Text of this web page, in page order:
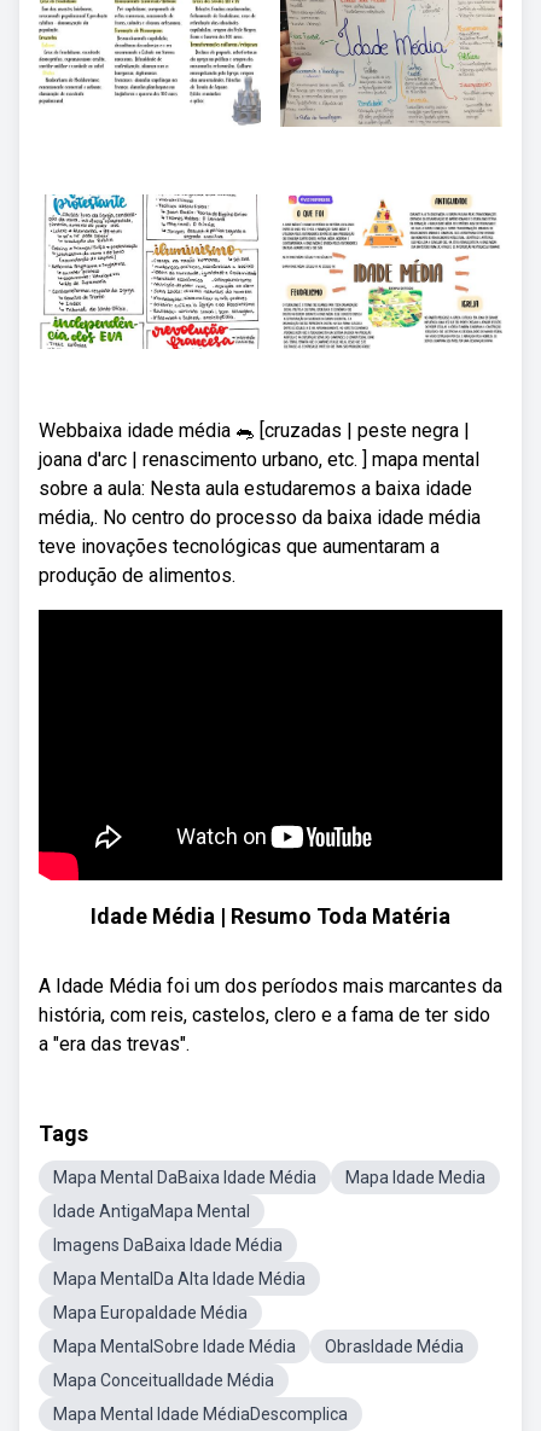
Webbaixa idade média 🐀 [cruzadas | peste negra |
joana d'arc | renascimento urbano, etc. ] mapa mental
sobre a aula: Nesta aula estudaremos a baixa idade
média,. No centro do processo da baixa idade média
teve inovações tecnológicas que aumentaram a
produção de alimentos.
Idade Média | Resumo Toda Matéria
A Idade Média foi um dos períodos mais marcantes da
história, com reis, castelos, clero e a fama de ter sido
a "era das trevas".
Tags
Mapa Mental DaBaixa Idade Média
Mapa Idade Media
Idade AntigaMapa Mental
Imagens DaBaixa Idade Média
Mapa MentalDa Alta Idade Média
Mapa EuropaIdade Média
Mapa MentalSobre Idade Média
ObrasIdade Média
Mapa ConceitualIdade Média
Mapa Mental Idade MédiaDescomplica